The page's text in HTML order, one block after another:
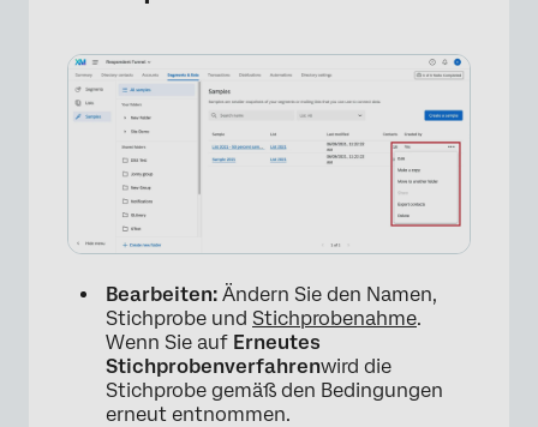
×
Bearbeiten: Ändern Sie den Namen,
Stichprobe und Stichprobenahme.
Wenn Sie auf Erneutes
Stichprobenverfahrenwird die
Stichprobe gemäß den Bedingungen
erneut entnommen.